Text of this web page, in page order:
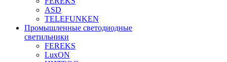
ASD
TELEFUNKEN
Промышленные светодиодные
светильники
FEREKS
LuxON